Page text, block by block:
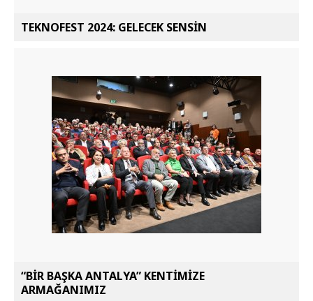
TEKNOFEST 2024: GELECEK SENSİN
“BİR BAŞKA ANTALYA” KENTİMİZE
ARMAĞANIMIZ